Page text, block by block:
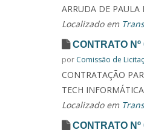
ARRUDA DE PAULA
Localizado em
CONTRATO
por Comissão de
CONTRATAÇÃO
TECH
Localizado em
CONTRATO